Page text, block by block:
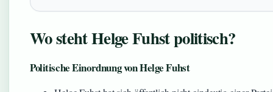
Wo steht Helge Fuhst politisch?
Politische Einordnung von Helge Fuhst